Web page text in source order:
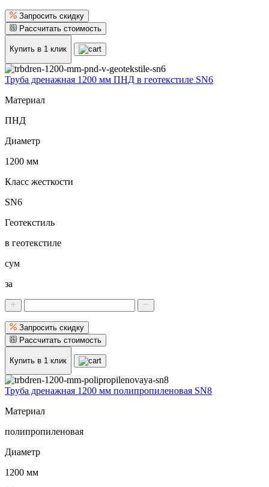
Запросить скидку
Рассчитать стоимость
Купить в 1 клик
Труба дренажная 1200 мм ПНД в геотекстиле SN6
Материал
ПНД
Диаметр
1200 мм
Класс жесткости
SN6
Геотекстиль
в геотекстиле
сум
за
Запросить скидку
Рассчитать стоимость
Купить в 1 клик
Труба дренажная 1200 мм полипропиленовая SN8
Материал
полипропиленовая
Диаметр
1200 мм